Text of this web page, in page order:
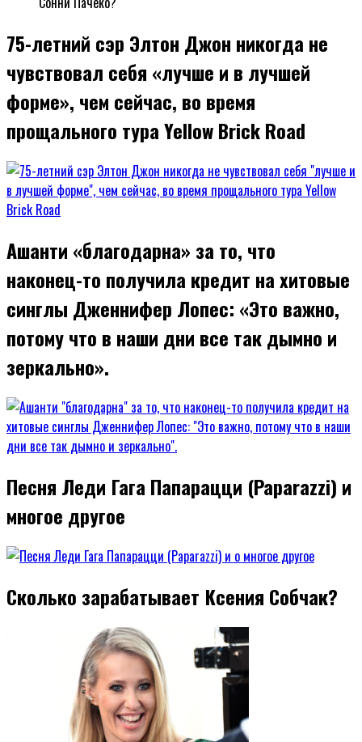
75-летний сэр Элтон Джон никогда не
чувствовал себя «лучше и в лучшей
форме», чем сейчас, во время
прощального тура Yellow Brick Road
Ашанти «благодарна» за то, что
наконец-то получила кредит на хитовые
синглы Дженнифер Лопес: «Это важно,
потому что в наши дни все так дымно и
зеркально».
Песня Леди Гага Папарацци (Paparazzi) и
многое другое
Сколько зарабатывает Ксения Собчак?